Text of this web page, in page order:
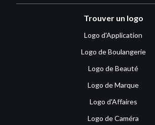
Trouver un logo
Logo d'Application
Logo de Boulangerie
Logo de Beauté
Logo de Marque
Logo d'Affaires
Logo de Caméra